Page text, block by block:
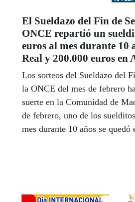
El Sueldazo del Fin de
ONCE repartió un
euros al mes durante 10
Real y 200.000 euros en
Los sorteos del Sueldazo del
la ONCE del mes de febrero
suerte en la Comunidad de
de febrero, uno de los
mes durante 10 años se